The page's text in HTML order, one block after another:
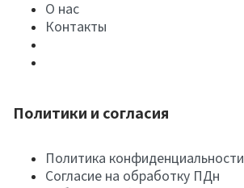
О нас
Контакты
Политики и согласия
Политика конфиденциальности
Согласие на обработку ПДн